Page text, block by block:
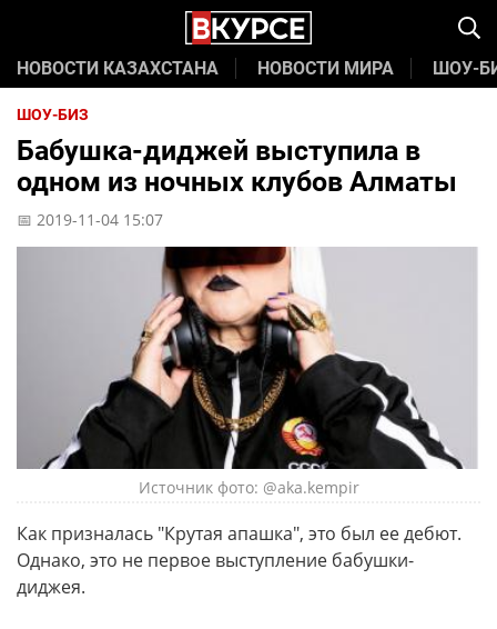
НОВОСТИ КАЗАХСТАНА НОВОСТИ МИРА ШОУ-
ШОУ-БИЗ
Бабушка-диджей выступила в
одном из ночных клубов Алматы
📅 2019-11-04 15:07
Источник фото: @aka.kempir
Как призналась "Крутая апашка", это был ее дебют.
Однако, это не первое выступление бабушки-
диджея.